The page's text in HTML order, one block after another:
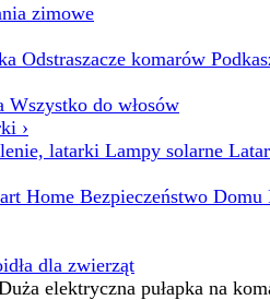
zimowe
Odstraszacze komarów
Wszystko do włosów
›
latarki Lampy solarne
Home Bezpieczeństwo Domu
dla zwierząt
elektryczna pułapka na